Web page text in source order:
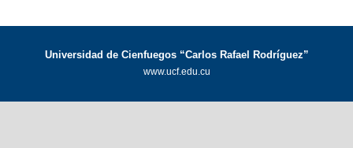
Universidad de Cienfuegos “Carlos Rafael Rodríguez”
www.ucf.edu.cu